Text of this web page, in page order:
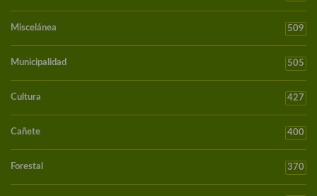
Miscelánea 509
Municipalidad 505
Cultura 427
Cañete 400
Forestal 370